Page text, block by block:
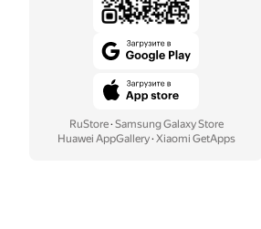
RuStore· Samsung Galaxy Store
Huawei AppGallery· Xiaomi GetApps